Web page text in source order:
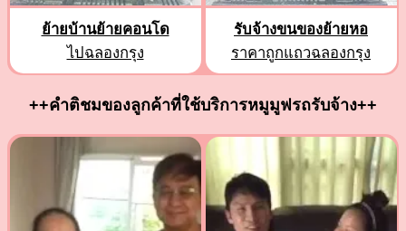
ย้ายบ้านย้ายคอนโด
ไปฉลองกรุง
รับจ้างขนของย้ายหอ
ราคาถูกแถวฉลองกรุง
++คำติชมของลูกค้าที่ใช้บริการหมูมูฟรถรับจ้าง++